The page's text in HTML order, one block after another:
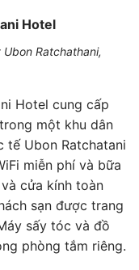
Hotel
Ratchathani,
Hotel cung cấp
một khu dân
tế Ubon Ratchatani
miễn phí và bữa
cửa kính toàn
sạn được trang
sấy tóc và đồ
phòng tắm riêng.